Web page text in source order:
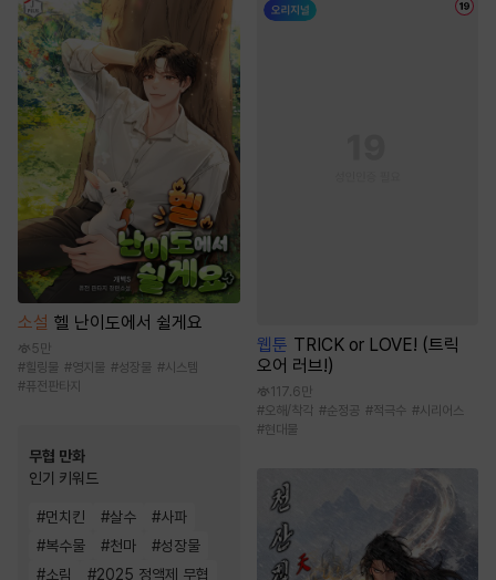
소설 헬 난이도에서 쉴게요
5만
# 힐링물 #영지물 #성장물 #시스템
#퓨전판타지
무협 만화
인기 키워드
#먼치킨 #살수 #사파
#복수물 #천마 #성장물
#소림 #2025 정액제 무협
웹툰 TRICK or LOVE! (트릭
오어 러브!)
117.6만
#오해/착각 #순정공 #적극수 #시리어스
#현대물